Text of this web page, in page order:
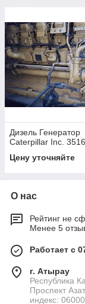
Дизель Генератор
Caterpillar Inc.
Цену уточняйте
О нас
Рейтинг не
Менее 5
Работает с
г. Атырау
Республика
Проспект
индекс: